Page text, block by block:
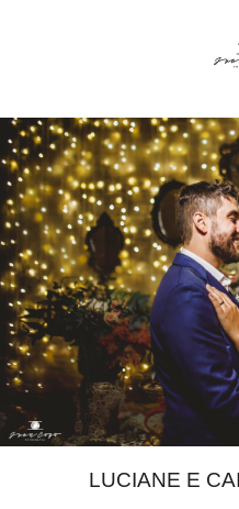
LUCIANE E